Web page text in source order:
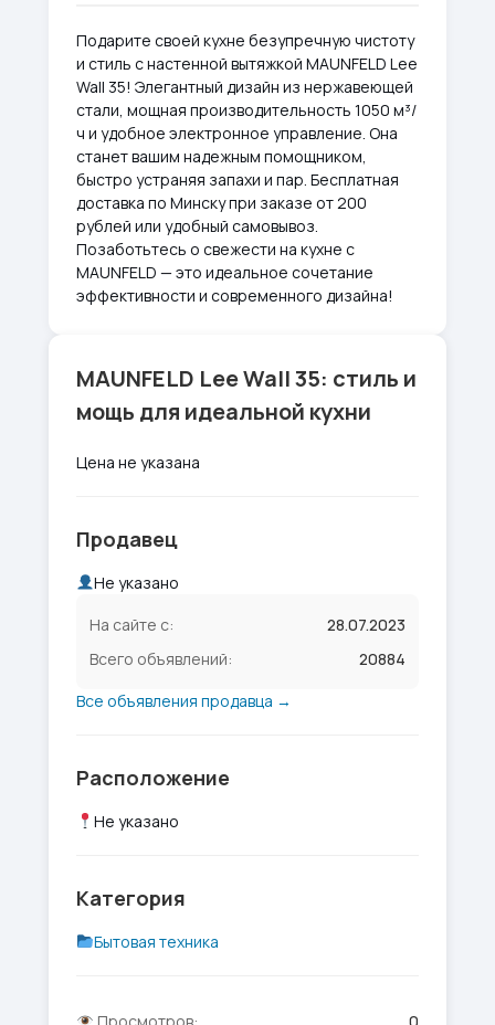
Подарите своей кухне безупречную чистоту
и стиль с настенной вытяжкой MAUNFELD Lee
Wall 35! Элегантный дизайн из нержавеющей
стали, мощная производительность 1050 м³/
ч и удобное электронное управление. Она
станет вашим надежным помощником,
быстро устраняя запахи и пар. Бесплатная
доставка по Минску при заказе от 200
рублей или удобный самовывоз.
Позаботьтесь о свежести на кухне с
MAUNFELD — это идеальное сочетание
эффективности и современного дизайна!
MAUNFELD Lee Wall 35: стиль и
мощь для идеальной кухни
Цена не указана
Продавец
Не указано
На сайте с:
28.07.2023
Всего объявлений:
20884
Все объявления продавца →
Расположение
Не указано
Категория
Бытовая техника